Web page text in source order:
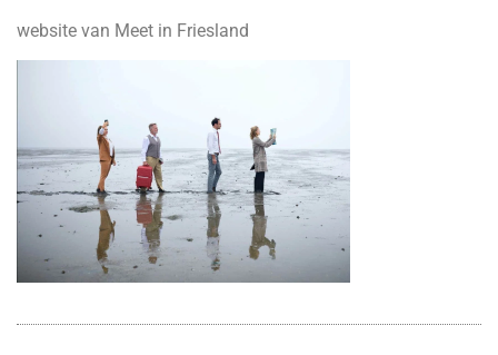
website van Meet in Friesland